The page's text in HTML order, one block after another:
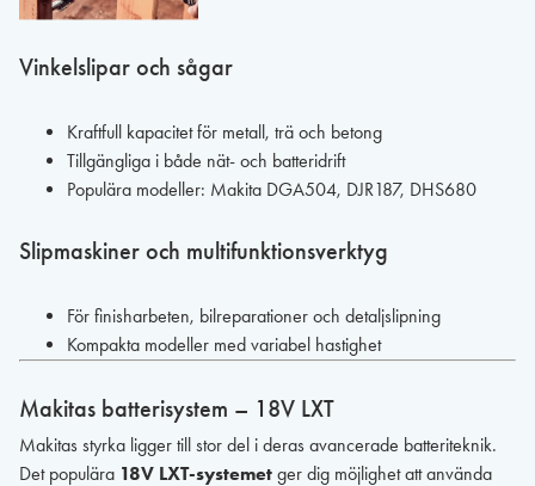
Vinkelslipar och sågar
Kraftfull kapacitet för metall, trä och betong
Tillgängliga i både nät- och batteridrift
Populära modeller: Makita DGA504, DJR187, DHS680
Slipmaskiner och multifunktionsverktyg
För finisharbeten, bilreparationer och detaljslipning
Kompakta modeller med variabel hastighet
Makitas batterisystem – 18V LXT
Makitas styrka ligger till stor del i deras avancerade batteriteknik.
Det populära 18V LXT-systemet ger dig möjlighet att använda